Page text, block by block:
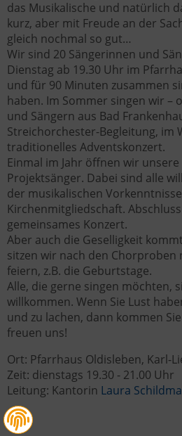
das Musikalische und natürlich
kurz, aber mit Freude an der
gleich nochmal so gut…
Wir sind 20 Sängerinnen und
Dienstag ab 19.30 Uhr im
und für 90 Minuten zusammen
haben. Im Sommer singen wir –
und Sängern aus Bad
Streichorchester-Begleitung, im
traditionelles Adventskonzert.
Einmal im Jahr öffnen wir
Projektsänger. Dabei sind alle
der musikalischen
Kirchenmitgliedschaft.
gemeinsames Konzert.
Aber auch die Geselligkeit
sitzen wir nach den Chorproben
feiern, z.B. die Geburtstage.
Alle, die gerne singen möchten,
willkommen. Wenn Sie Lust
und zu lachen, dann kommen
freuen uns!
Ort: Pfarrhaus Oldisleben, Karl-
Zeit: dienstags 19.30 - 21.00 Uhr
Leitung: Kantorin Laura